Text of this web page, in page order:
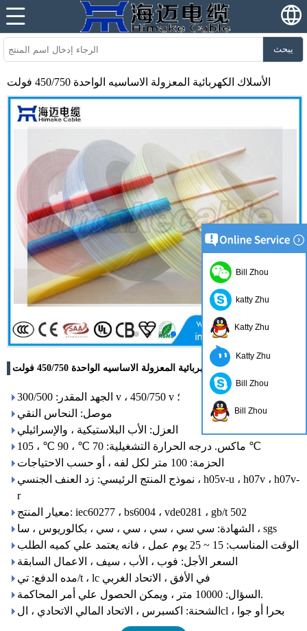
يبحث
الأسلاك الكهربائية المعزولة الاساسيه الواحدة 450/750 فولت
الأسلاك الكهربائية المعزولة الاساسيه الواحدة 450/750 فولت
الجهد المقدر: 300/500 v ، 450/750 v ؛
موصل: النحاس النقي
العزل: الأب البلاستيكية ، والإسرائيلي
ماكس. درجه الحرارة التشغيلية: 70 ℃ ، 90 ℃ ، 105 ℃
الحزمة: 100 متر لكل لفه ، أو حسب الاحتياجات
نموذج المنتج الرئيسي: زد العنف الجنسي ، h05v-u ، h07v ، h07v-
r
معيار المنتج: iec60277 ، bs6004 ، vde0281 ، gb/t 502
الشهادة: سي سي ، سي ، سي ، سي ، بكالوريوس ، سا ، sgs
الوقت المناسب: 15 ~ 25 يوم عمل ، فانه يعتمد علي كميه الطلب
السعر الأجل: فوب ، الأب ، سيف ، الاعمال السابقة
مده الدفع: تي/t ، lc في الأفق ، الاتحاد الغربي
السؤال: 10000 متر ، ويمكن الحصول علي أمر المحاكمة.
الشحنة: اكسبرس ، الاتحاد المالي الاتحادي ، الcl ، بحرا أو جوا
Bill Zhou
katty Zhu
Katty Zhu
Katty Zhu
Bill Zhou
Bill Zhou